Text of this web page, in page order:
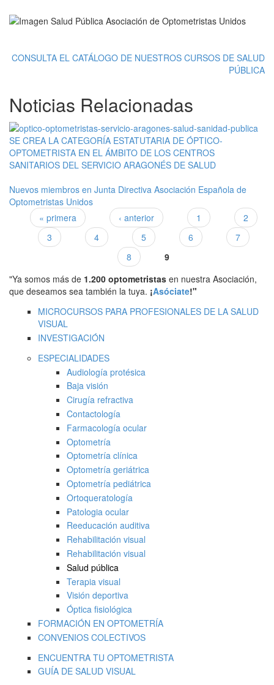
CONSULTA EL CATÁLOGO DE NUESTROS CURSOS DE SALUD
PÚBLICA
Noticias Relacionadas
SE CREA LA CATEGORÍA ESTATUTARIA DE ÓPTICO-
OPTOMETRISTA EN EL ÁMBITO DE LOS CENTROS
SANITARIOS DEL SERVICIO ARAGONÉS DE SALUD
Nuevos miembros en Junta Directiva Asociación Española de
Optometristas Unidos
Páginas
« primera ‹ anterior 1
2
3
4 5 6
7
8
9
"Ya somos más de 1.200 optometristas en nuestra Asociación,
que deseamos sea también la tuya. ¡Asóciate!"
MICROCURSOS PARA PROFESIONALES DE LA SALUD
VISUAL
INVESTIGACIÓN
ESPECIALIDADES
Audiología protésica
Baja visión
Cirugía refractiva
Contactología
Farmacología ocular
Optometría
Optometría clínica
Optometría geriátrica
Optometría pediátrica
Ortoqueratología
Patologia ocular
Reeducación auditiva
Rehabilitación visual
Rehabilitación visual
Salud pública
Terapia visual
Visión deportiva
Óptica fisiológica
FORMACIÓN EN OPTOMETRÍA
CONVENIOS COLECTIVOS
ENCUENTRA TU OPTOMETRISTA
GUÍA DE SALUD VISUAL